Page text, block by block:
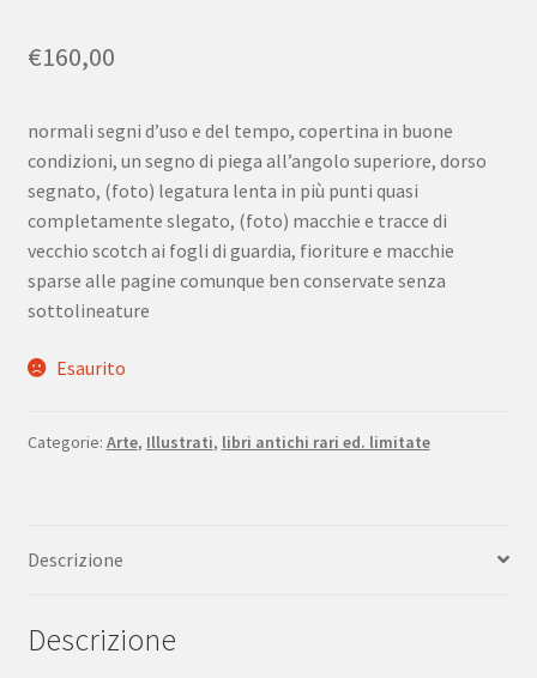
€160,00
normali segni d’uso e del tempo, copertina in buone
condizioni, un segno di piega all’angolo superiore, dorso
segnato, (foto) legatura lenta in più punti quasi
completamente slegato, (foto) macchie e tracce di
vecchio scotch ai fogli di guardia, fioriture e macchie
sparse alle pagine comunque ben conservate senza
sottolineature
Esaurito
Categorie: Arte, Illustrati, libri antichi rari ed. limitate
Descrizione
Descrizione